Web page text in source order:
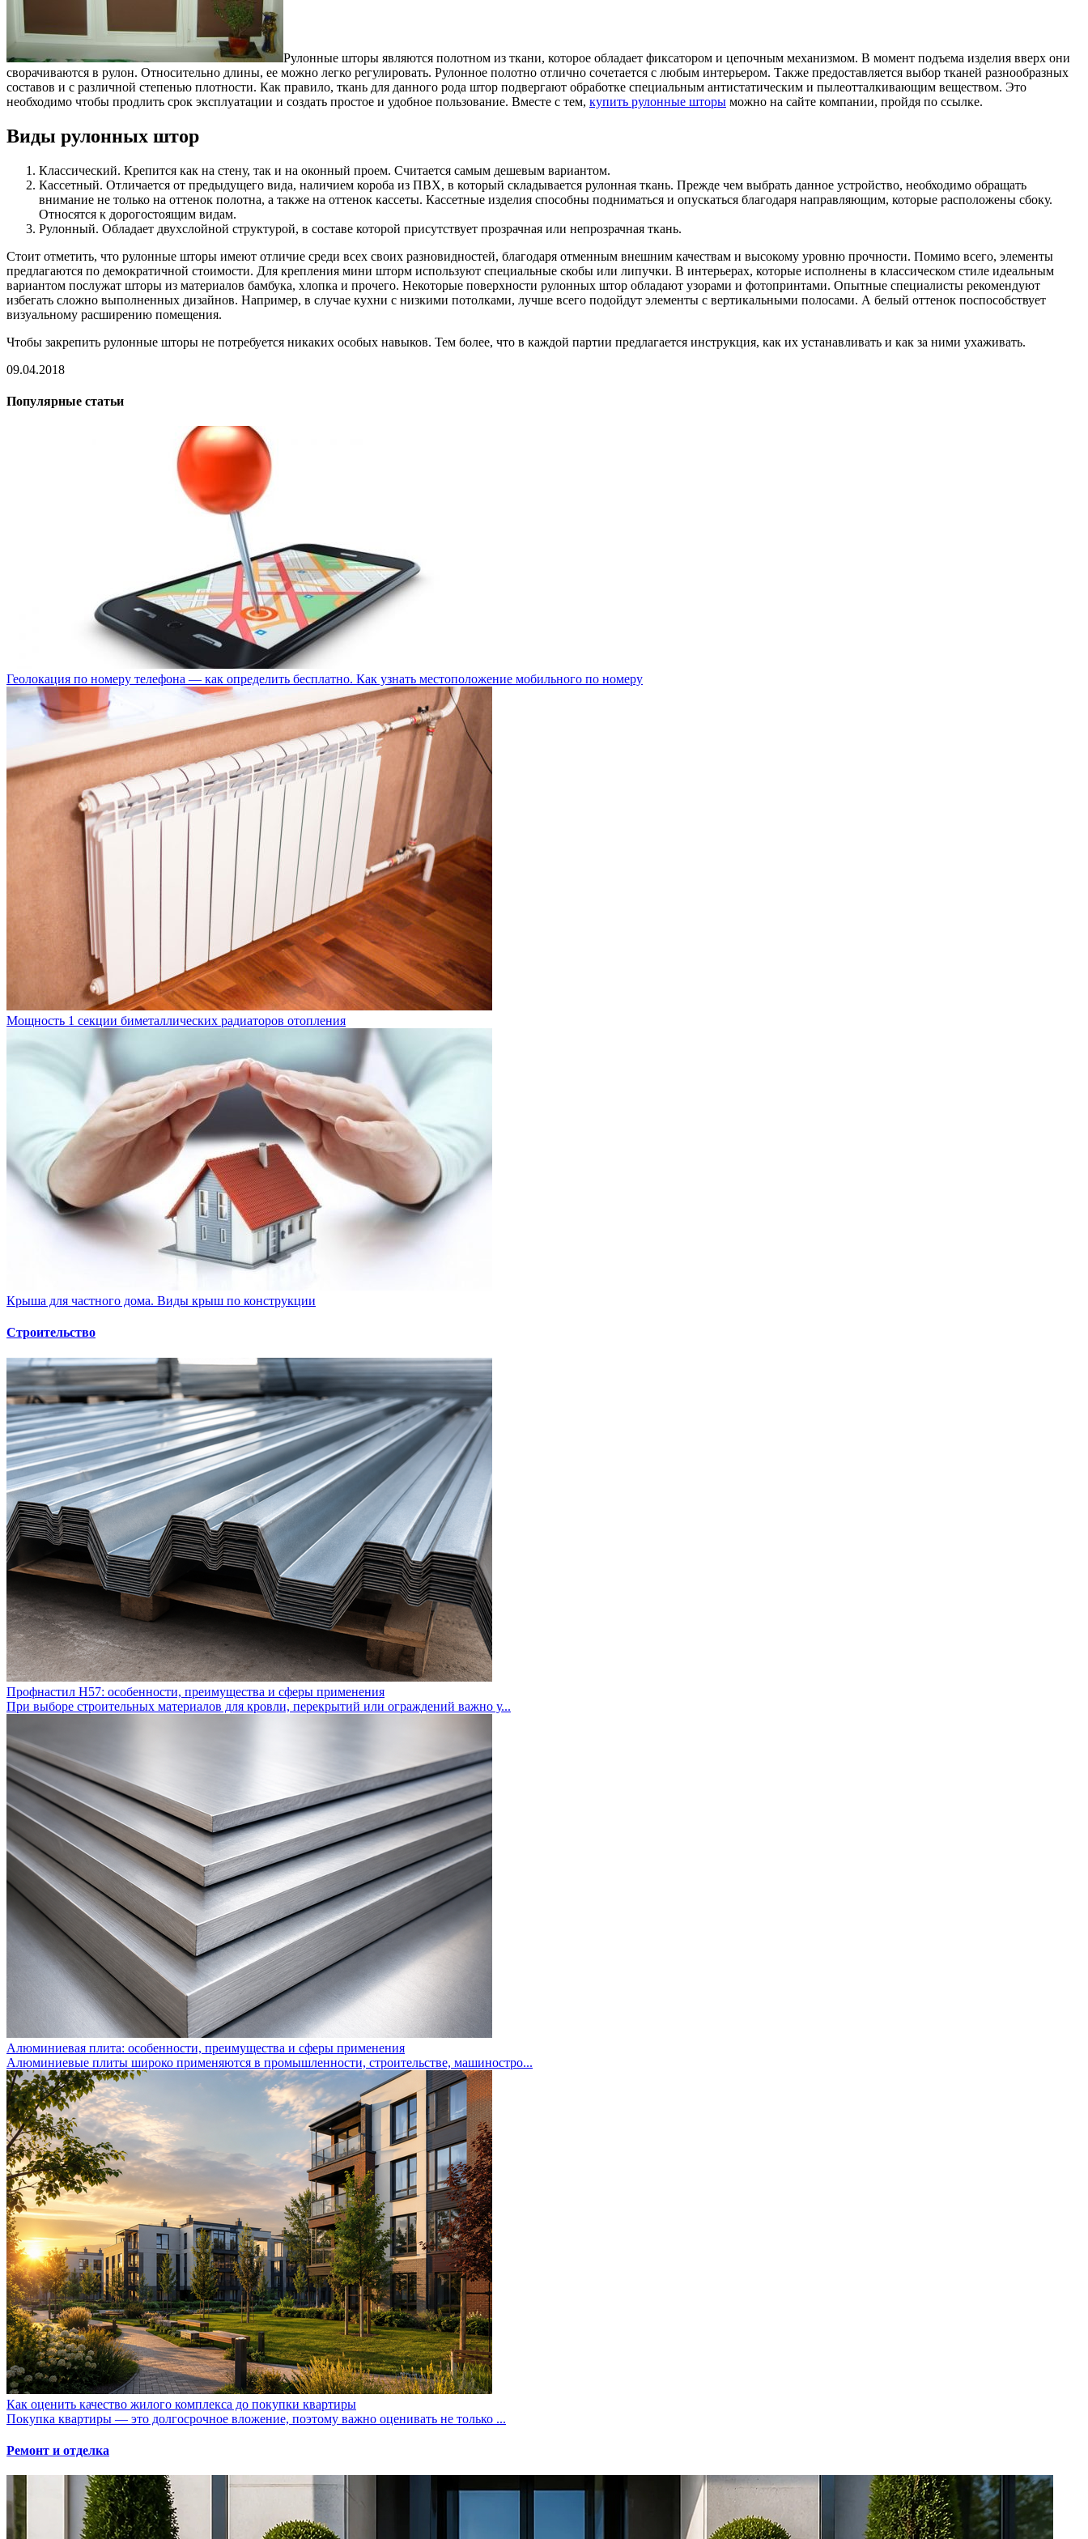
Рулонные шторы являются полотном из ткани, которое обладает фиксатором и цепочным механизмом. В момент подъема изделия вверх они
сворачиваются в рулон. Относительно длины, ее можно легко регулировать. Рулонное полотно отлично сочетается с любым интерьером. Также предоставляется выбор тканей разнообразных
составов и с различной степенью плотности. Как правило, ткань для данного рода штор подвергают обработке специальным антистатическим и пылеотталкивающим веществом. Это
необходимо чтобы продлить срок эксплуатации и создать простое и удобное пользование. Вместе с тем, купить рулонные шторы можно на сайте компании, пройдя по ссылке.
Виды рулонных штор
Классический. Крепится как на стену, так и на оконный проем. Считается самым дешевым вариантом.
Кассетный. Отличается от предыдущего вида, наличием короба из ПВХ, в который складывается рулонная ткань. Прежде чем выбрать данное устройство, необходимо обращать
внимание не только на оттенок полотна, а также на оттенок кассеты. Кассетные изделия способны подниматься и опускаться благодаря направляющим, которые расположены сбоку.
Относятся к дорогостоящим видам.
Рулонный. Обладает двухслойной структурой, в составе которой присутствует прозрачная или непрозрачная ткань.
Стоит отметить, что рулонные шторы имеют отличие среди всех своих разновидностей, благодаря отменным внешним качествам и высокому уровню прочности. Помимо всего, элементы
предлагаются по демократичной стоимости. Для крепления мини шторм используют специальные скобы или липучки. В интерьерах, которые исполнены в классическом стиле идеальным
вариантом послужат шторы из материалов бамбука, хлопка и прочего. Некоторые поверхности рулонных штор обладают узорами и фотопринтами. Опытные специалисты рекомендуют
избегать сложно выполненных дизайнов. Например, в случае кухни с низкими потолками, лучше всего подойдут элементы с вертикальными полосами. А белый оттенок поспособствует
визуальному расширению помещения.
Чтобы закрепить рулонные шторы не потребуется никаких особых навыков. Тем более, что в каждой партии предлагается инструкция, как их устанавливать и как за ними ухаживать.
09.04.2018
Популярные статьи
Геолокация по номеру телефона — как определить бесплатно. Как узнать местоположение мобильного по номеру
Мощность 1 секции биметаллических радиаторов отопления
Крыша для частного дома. Виды крыш по конструкции
Строительство
Профнастил Н57: особенности, преимущества и сферы применения
При выборе строительных материалов для кровли, перекрытий или ограждений важно у...
Алюминиевая плита: особенности, преимущества и сферы применения
Алюминиевые плиты широко применяются в промышленности, строительстве, машиностро...
Как оценить качество жилого комплекса до покупки квартиры
Покупка квартиры — это долгосрочное вложение, поэтому важно оценивать не только ...
Ремонт и отделка